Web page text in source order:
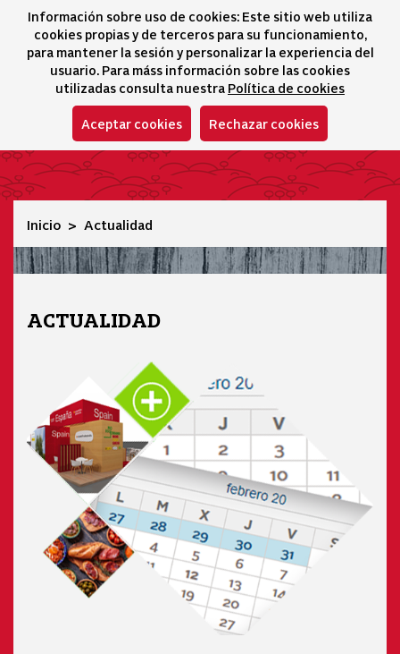
Información sobre uso de cookies: Este sitio web utiliza
cookies propias y de terceros para su funcionamiento,
para mantener la sesión y personalizar la experiencia del
usuario. Para máss información sobre las cookies
utilizadas consulta nuestra Política de cookies
Aceptar cookies Rechazar cookies
Selector idioma
icono
Actualidad
Inicio Actualidad
ACTUALIDAD